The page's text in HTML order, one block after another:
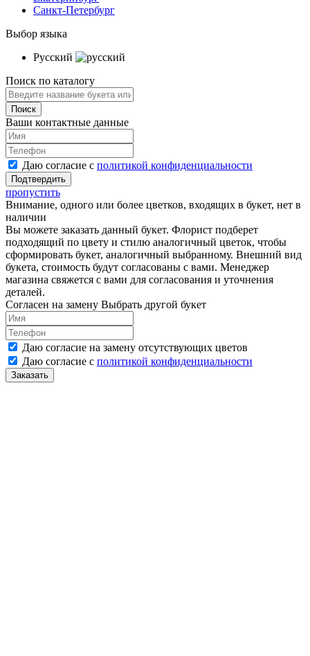
Санкт-Петербург
Выбор языка
Русский
Поиск по каталогу
Ваши контактные данные
Даю согласие с политикой конфиденциальности
пропустить
Внимание, одного или более цветков, входящих в букет, нет в
наличии
Вы можете заказать данный букет. Флорист подберет
подходящий по цвету и стилю аналогичный цветок, чтобы
сформировать букет, аналогичный выбранному. Внешний вид
букета, стоимость будут согласованы с вами. Менеджер
магазина свяжется с вами для согласования и уточнения
деталей.
Согласен на замену Выбрать другой букет
Даю согласие на замену отсутствующих цветов
Даю согласие с политикой конфиденциальности